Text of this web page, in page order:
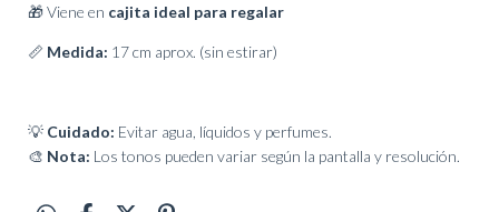
🎁 Viene en cajita ideal para regalar
📏 Medida: 17 cm aprox. (sin estirar)
💡 Cuidado: Evitar agua, líquidos y perfumes.
🎨 Nota: Los tonos pueden variar según la pantalla y resolución.